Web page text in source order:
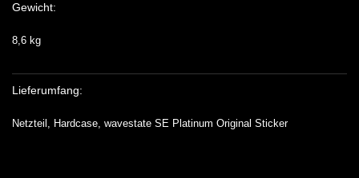
Gewicht:
8,6 kg
Lieferumfang:
Netzteil, Hardcase, wavestate SE Platinum Original Sticker